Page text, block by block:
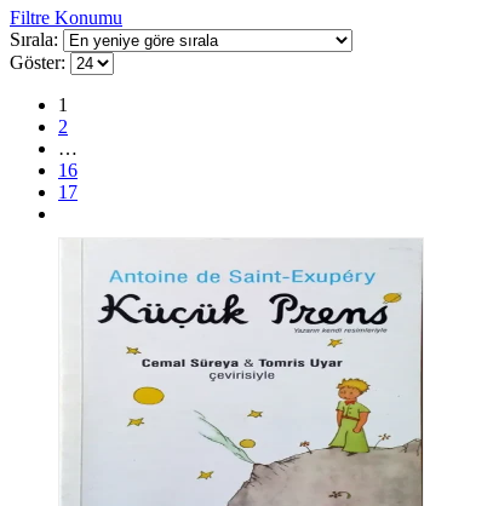
Filtre Konumu
Sırala:
Göster:
1
2
…
16
17